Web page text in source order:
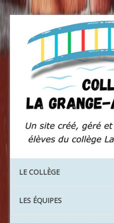
LE COLLÈGE
Les locaux
LES ÉQUIPES